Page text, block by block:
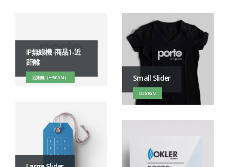
IP無線機-商品1‐近
距離
近距離（〜500M） Small Slider
DESIGN